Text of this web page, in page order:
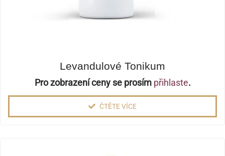
Levandulové Tonikum
Pro zobrazení ceny se prosím přihlaste.
ČTĚTE VÍCE